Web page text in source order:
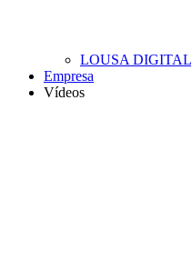
LOUSA DIGITAL
Empresa
Vídeos